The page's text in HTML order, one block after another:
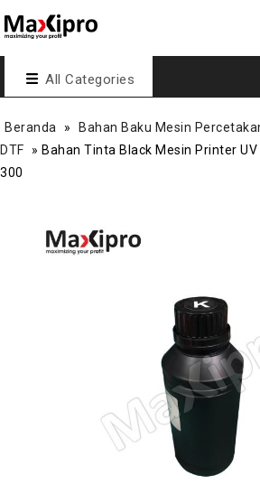
All Categories
Beranda » Bahan Baku Mesin
DTF
» Bahan Tinta Black Mesin Printer UV
300